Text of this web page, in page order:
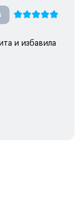
и избавила